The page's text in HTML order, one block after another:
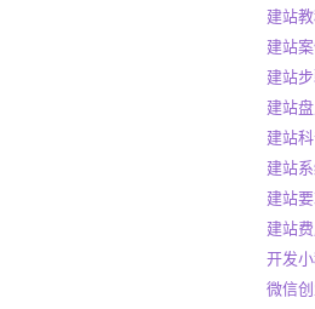
建站
建站
建站
建站
建站
建站
建站
建站
开发
微信